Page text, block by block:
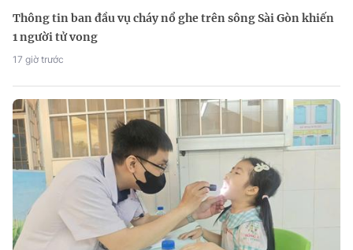
Thông tin ban đầu vụ cháy nổ ghe trên sông Sài Gòn khiến
1 người tử vong
17 giờ trước